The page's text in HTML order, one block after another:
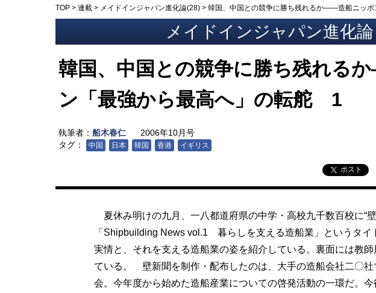
TOP > 連載 > メイドインジャパン進化論(28) > 韓国、中国との競争に勝ち残れるか――造船ニッ
メイドインジャパン進化
韓国、中国との競争に勝ち残れる
ン「最強から最高へ」の転舵 1
執筆者： 船木春仁
2006年10月号
タグ：
中国 日本 韓国 香港 イギリス
ポスト
夏休み明けの九月、一八都道府県の中学・高校九千数百校に“壁
「Shipbuilding News vol.1 暮らしを支える造船業」というタイ
実情と、それを支える造船業の姿を紹介している。裏面には教
ている。 壁新聞を制作・配布したのは、大手の造船会社二〇社
会。今年度から始めた造船産業についての啓発活動の一環だ。